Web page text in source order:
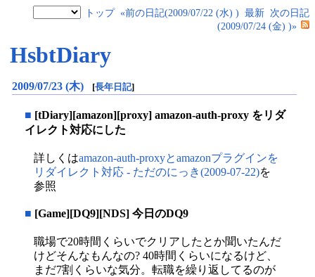
トップ «前の日記(2009/07/22 (水) ) 最新 次の日記
(2009/07/24 (金) )»
HsbtDiary
2009/07/23 (木) [長年日記]
■ [tDiary][amazon][proxy] amazon-auth-proxy をリダ
イレクト対応にした
詳しくはamazon-auth-proxyとamazonプラグインを
リダイレクト対応 - ただのにっき(2009-07-22)を
参照
■ [Game][DQ9][NDS] 今日のDQ9
職場で20時間くらいでクリアしたとか聞いたんだ
けどそんなもんなの? 40時間くらいになるけど、
まだ7割くらいな気分。転職を繰り返してるのが